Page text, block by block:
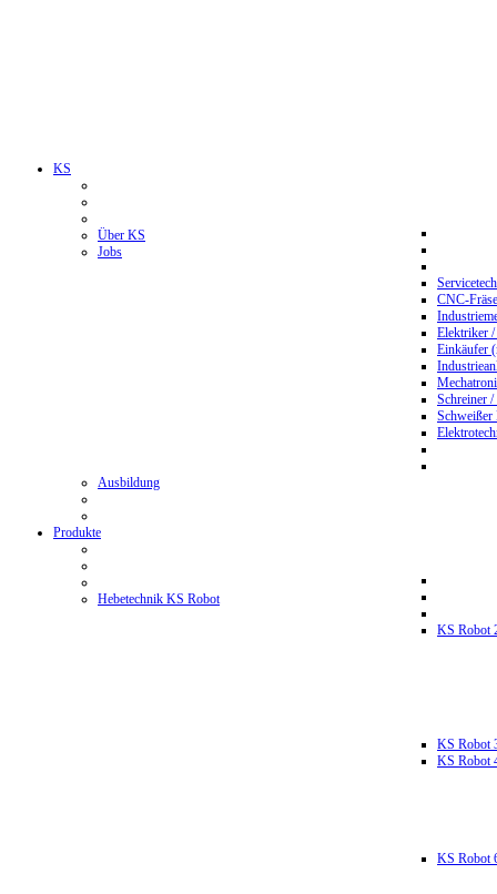
KS
Über KS
Jobs
CNC-
Elektriker
Einkäufer
Schreiner
Ausbildung
Produkte
Hebetechnik KS Robot
KS Robot
KS Robot
KS Robot
KS Robot